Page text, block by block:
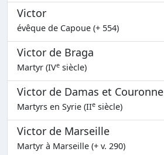
Victor
évêque de Capoue (+ 554)
Victor de Braga
Martyr (IVe siècle)
Victor de Damas et Couronne
Martyrs en Syrie (IIe siècle)
Victor de Marseille
Martyr à Marseille (+ v. 290)